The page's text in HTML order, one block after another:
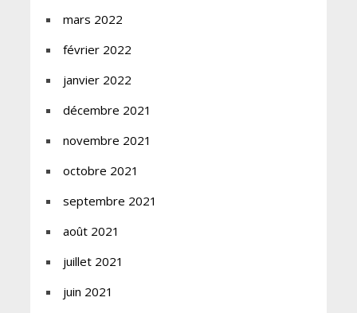
mars 2022
février 2022
janvier 2022
décembre 2021
novembre 2021
octobre 2021
septembre 2021
août 2021
juillet 2021
juin 2021